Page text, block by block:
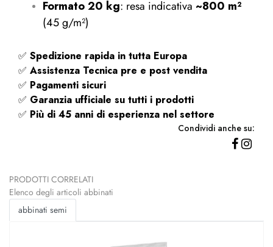
Formato 20 kg: resa indicativa ~800 m²
(45 g/m²)
✅ Spedizione rapida in tutta Europa
✅ Assistenza Tecnica pre e post vendita
✅ Pagamenti sicuri
✅ Garanzia ufficiale su tutti i prodotti
✅ Più di 45 anni di esperienza nel settore
Condividi anche su:
PRODOTTI CORRELATI
Elenco degli articoli abbinati
abbinati semi